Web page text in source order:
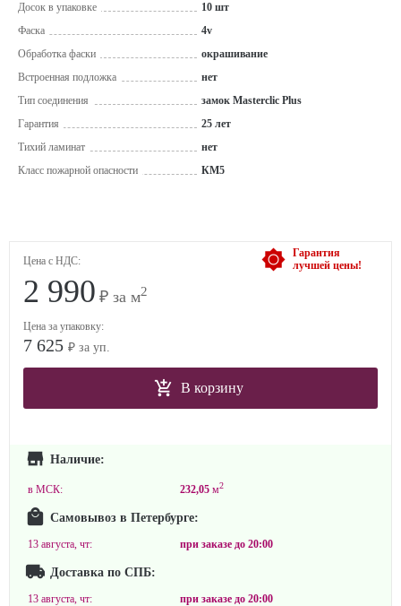
Досок в упаковке
10 шт
Фаска
4v
Обработка фаски
окрашивание
Встроенная подложка
нет
Тип соединения
замок Masterclic Plus
Гарантия
25 лет
Тихий ламинат
нет
Класс пожарной опасности
КМ5
Гарантия
лучшей цены!
Цена с НДС:
2 990 ₽ за м2
Цена за упаковку:
7 625 ₽ за уп.
В корзину
Наличие:
в МСК: 232,05 м2
Самовывоз в Петербурге:
13 августа, чт: при заказе до 20:00
Доставка по СПБ:
13 августа, чт: при заказе до 20:00